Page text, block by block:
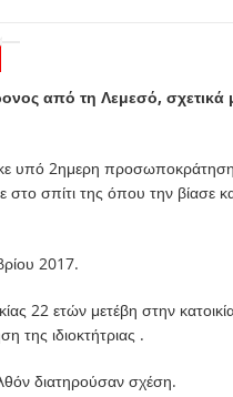
από τη Λεμεσό, σχετικά
υπό 2ημερη
σπίτι της όπου την βίασε
2017.
22 ετών μετέβη στην
της ιδιοκτήτριας .
διατηρούσαν σχέση.